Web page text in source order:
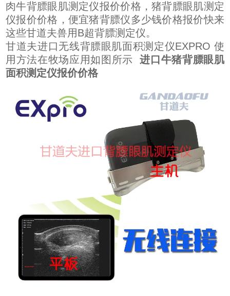
肉牛背膘眼肌测定仪报价价格，猪背膘眼肌测定
仪报价价格，便宜猪背膘仪多少钱价格报价快来
这些甘道夫兽用B超背膘测定仪。
甘道夫进口无线背膘眼肌面积测定仪EXPRO 使
用方法在牧场应用如图所示进口牛猪背膘眼肌
面积测定仪报价价格